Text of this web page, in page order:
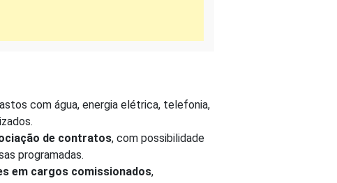
com água, energia elétrica, telefonia,
de contratos, com possibilidade
programadas.
em cargos comissionados,